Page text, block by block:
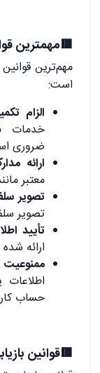
🟥مهمترین
مهم‌ترین
است:
الزام
خدمات
ضروری
ارائه
معتبر
تصویر
تصویر
تأیید
ارائه
حساب
🟥قوانین